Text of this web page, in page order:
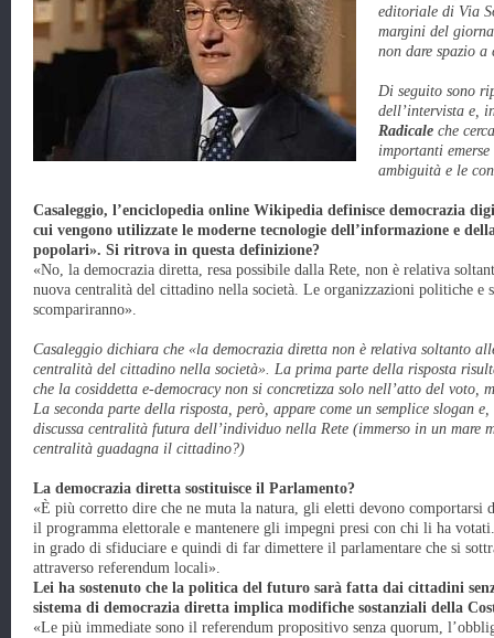
editoriale di Via
margini del
non dare spazio
Di seguito sono
dell’intervista e,
Radicale che
importanti
ambiguità e le
Casaleggio, l’enciclopedia online Wikipedia definisce democrazia
cui vengono utilizzate le moderne tecnologie dell’informazione e
popolari». Si ritrova in questa definizione?
«No, la democrazia diretta, resa possibile dalla Rete, non è relativa
nuova centralità del cittadino nella società. Le organizzazioni politiche e
scompariranno».
Casaleggio dichiara che «la democrazia diretta non è relativa soltanto
centralità del cittadino nella società». La prima parte della risposta
che la cosiddetta e-democracy non si concretizza solo nell’atto del
La seconda parte della risposta, però, appare come un semplice slogan
discussa centralità futura dell’individuo nella Rete (immerso in un mare
centralità guadagna il cittadino?)
La democrazia diretta sostituisce il Parlamento?
«È più corretto dire che ne muta la natura, gli eletti devono comportarsi
il programma elettorale e mantenere gli impegni presi con chi li ha
in grado di sfiduciare e quindi di far dimettere il parlamentare che si
attraverso referendum locali».
Lei ha sostenuto che la politica del futuro sarà fatta dai cittadini
sistema di democrazia diretta implica modifiche sostanziali della
«Le più immediate sono il referendum propositivo senza quorum,